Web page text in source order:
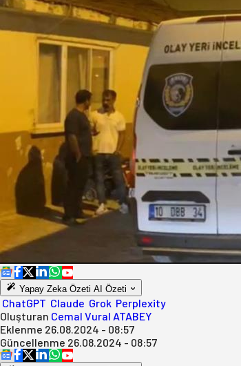
Yapay Zeka Özeti AI Özeti
ChatGPT Claude Grok Perplexity
Oluşturan Cemal Vural ATABEY
Eklenme 26.08.2024 - 08:57
Güncellenme 26.08.2024 - 08:57